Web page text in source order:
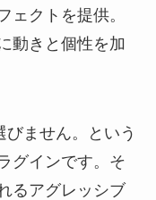
ェクトを提供。
動きと個性を加
ません。という
グインです。そ
るアグレッシブ